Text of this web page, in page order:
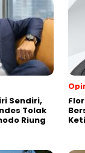
Sendiri,
Tolak
Riung